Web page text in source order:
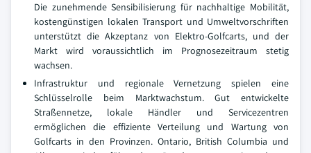
Die zunehmende Sensibilisierung für nachhaltige Mobilität,
kostengünstigen lokalen Transport und Umweltvorschriften
unterstützt die Akzeptanz von Elektro-Golfcarts, und der
Markt wird voraussichtlich im Prognosezeitraum stetig
wachsen.
Infrastruktur und regionale Vernetzung spielen eine
Schlüsselrolle beim Marktwachstum. Gut entwickelte
Straßennetze, lokale Händler und Servicezentren
ermöglichen die effiziente Verteilung und Wartung von
Golfcarts in den Provinzen. Ontario, British Columbia und